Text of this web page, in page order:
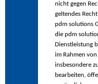
nicht gegen
geltendes
pdm solutions
die pdm
Dienstleistung
im Rahmen
insbesondere
bearbeiten,